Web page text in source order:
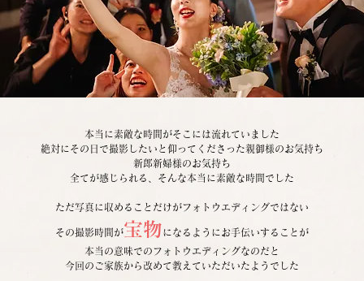
本当に素敵な時間がそこには流れていました
絶対にその日で撮影したいと仰ってくださった親御様のお気持ち
新郎新婦様のお気持ち
全てが感じられる、そんな本当に素敵な時間でした
ただ写真に収めることだけがフォトウエディングではない
その撮影時間が宝物になるようにお手伝いすることが
本当の意味でのフォトウエディングなのだと
今回のご家族から改めて教えていただいたようでした